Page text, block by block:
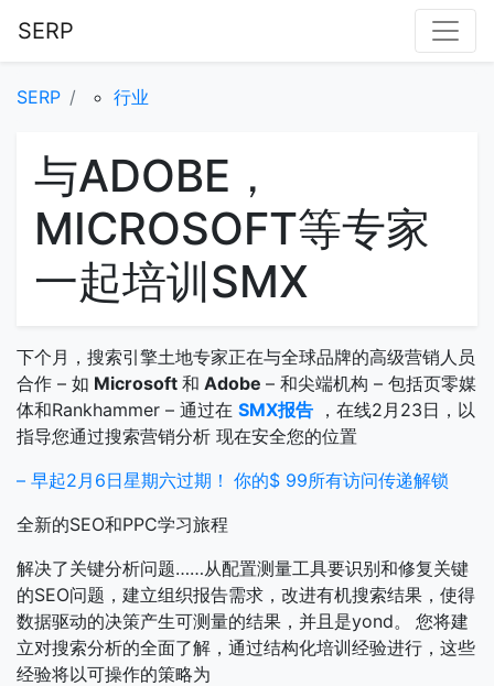
SERP
SERP 行业
与ADOBE，
MICROSOFT等专家
一起培训SMX
下个月，搜索引擎土地专家正在与全球品牌的高级营销人员
合作 – 如 Microsoft 和 Adob​​e – 和尖端机构 – 包括页零媒
体和Rankhammer – 通过在 SMX报告 ，在线2月23日，以
指导您通过搜索营销分析 现在安全您的位置
– 早起2月6日星期六过期！ 你的$ 99所有访问传递解锁
全新的SEO和PPC学习旅程
解决了关键分析问题……从配置测量工具要识别和修复关键
的SEO问题，建立组织报告需求，改进有机搜索结果，使得
数据驱动的决策产生可测量的结果，并且是yond。
您将建
立对搜索分析的全面了解，通过结构化培训经验进行，这些
经验将以可操作的策略为